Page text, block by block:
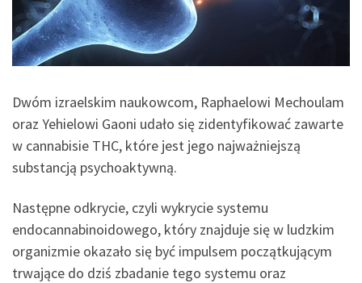
Dwóm izraelskim naukowcom, Raphaelowi Mechoulam
oraz Yehielowi Gaoni udało się zidentyfikować zawarte
w cannabisie THC, które jest jego najważniejszą
substancją psychoaktywną.
Następne odkrycie, czyli wykrycie systemu
endocannabinoidowego, który znajduje się w ludzkim
organizmie okazało się być impulsem początkującym
trwające do dziś zbadanie tego systemu oraz